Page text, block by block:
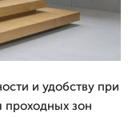
и удобству при
проходных зон